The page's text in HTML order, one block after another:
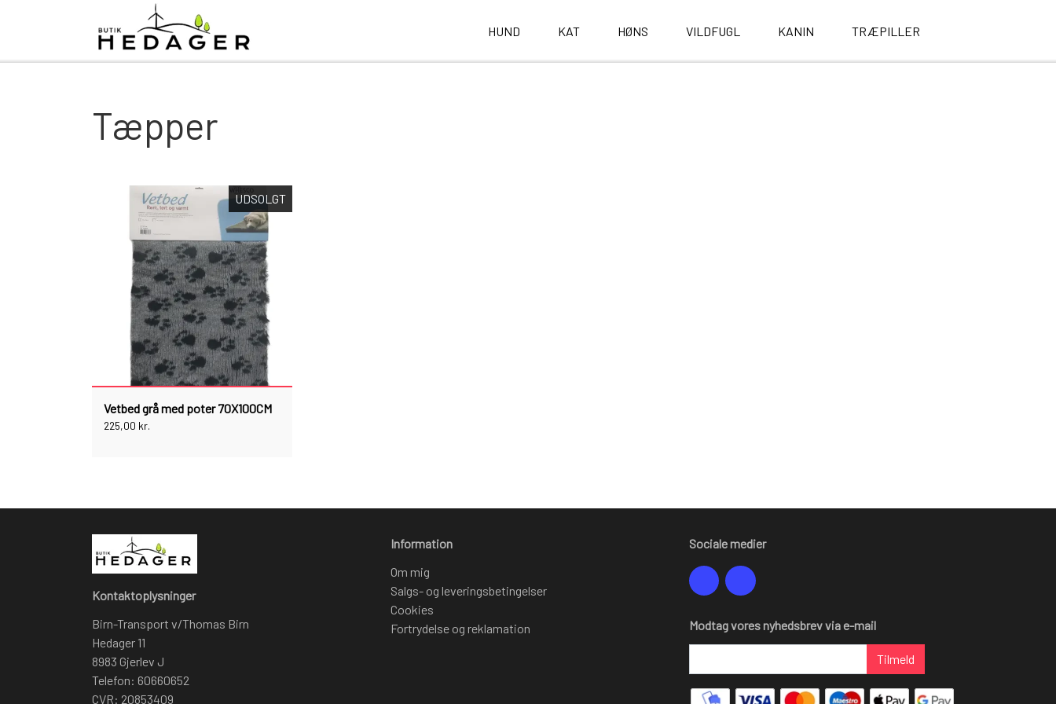
HUND KAT HØNS VILDFUGL KANIN TRÆPILLER
Tæpper
UDSOLGT
Vetbed grå med poter 70X100CM
225,00 kr.
Kontaktoplysninger
Birn-Transport v/Thomas Birn
Hedager 11
8983 Gjerlev J
Telefon: 60660652
CVR: 20853409
Information
Om mig
Salgs- og leveringsbetingelser
Cookies
Fortrydelse og reklamation
Sociale medier
Modtag vores nyhedsbrev via e-mail
Tilmeld